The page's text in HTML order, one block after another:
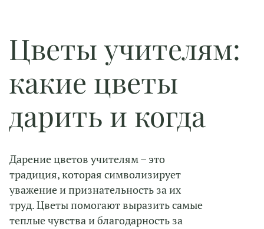
Цветы учителям:
какие цветы
дарить и когда
Дарение цветов учителям – это
традиция, которая символизирует
уважение и признательность за их
труд. Цветы помогают выразить самые
теплые чувства и благодарность за